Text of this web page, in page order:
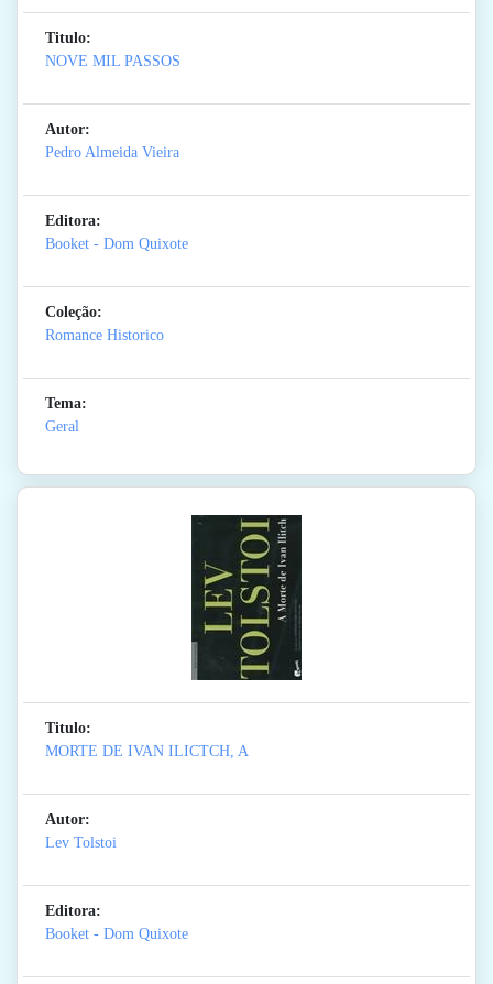
Titulo:
NOVE MIL PASSOS
Autor:
Pedro Almeida Vieira
Editora:
Booket - Dom Quixote
Coleção:
Romance Historico
Tema:
Geral
Titulo:
MORTE DE IVAN ILICTCH, A
Autor:
Lev Tolstoi
Editora:
Booket - Dom Quixote